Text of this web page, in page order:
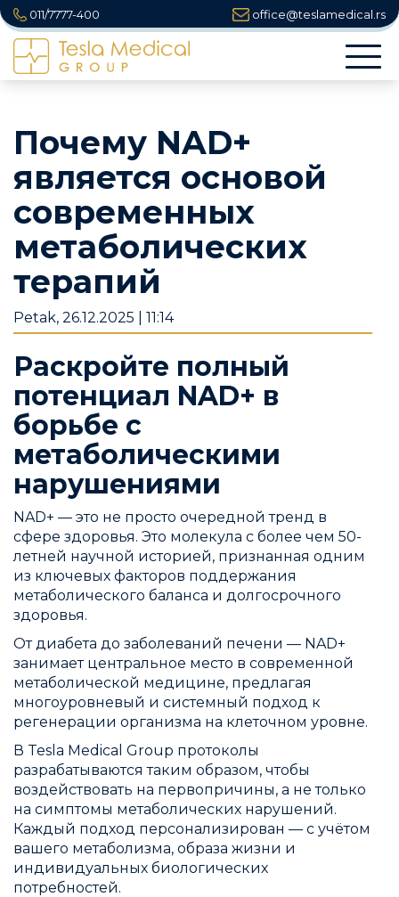
011/7777-400 office@teslamedical.rs
Почему NAD+
является основой
современных
метаболических
терапий
Petak, 26.12.2025 | 11:14
Раскройте полный
потенциал NAD+ в
борьбе с
метаболическими
нарушениями
NAD+ — это не просто очередной тренд в
сфере здоровья. Это молекула с более чем 50-
летней научной историей, признанная одним
из ключевых факторов поддержания
метаболического баланса и долгосрочного
здоровья.
От диабета до заболеваний печени — NAD+
занимает центральное место в современной
метаболической медицине, предлагая
многоуровневый и системный подход к
регенерации организма на клеточном уровне.
В Tesla Medical Group протоколы
разрабатываются таким образом, чтобы
воздействовать на первопричины, а не только
на симптомы метаболических нарушений.
Каждый подход персонализирован — с учётом
вашего метаболизма, образа жизни и
индивидуальных биологических
потребностей.